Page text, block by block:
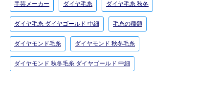
手芸メーカー ダイヤ毛糸 ダイヤ毛糸 秋冬
ダイヤ毛糸 ダイヤゴールド 中細 毛糸の種類
ダイヤモンド毛糸 ダイヤモンド 秋冬毛糸
ダイヤモンド 秋冬毛糸 ダイヤゴールド 中細